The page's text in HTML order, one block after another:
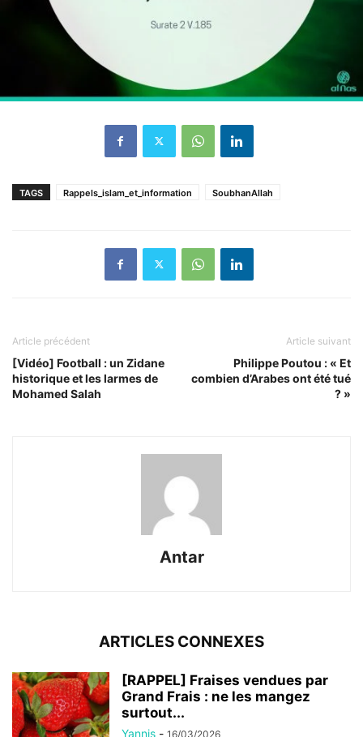
TAGS Rappels_islam_et_information SoubhanAllah
Article précédent
[Vidéo] Football : un Zidane
historique et les larmes de
Mohamed Salah
Article suivant
Philippe Poutou : « Et
combien d’Arabes ont été tué
? »
Antar
ARTICLES CONNEXES
[RAPPEL] Fraises vendues par
Grand Frais : ne les mangez
surtout...
Yannis - 16/03/2026